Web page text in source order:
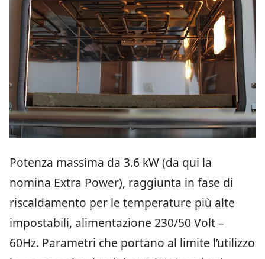
Potenza massima da 3.6 kW (da qui la
nomina Extra Power), raggiunta in fase di
riscaldamento per le temperature più alte
impostabili, alimentazione 230/50 Volt –
60Hz. Parametri che portano al limite l’utilizzo